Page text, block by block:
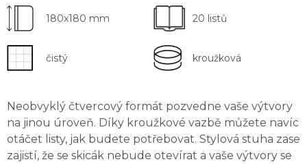
180x180 mm 20 listů
čistý kroužková
Neobvyklý čtvercový formát pozvedne vaše výtvory
na jinou úroveň. Díky kroužkové vazbě můžete navíc
otáčet listy, jak budete potřebovat. Stylová stuha zase
zajistí, že se skicák nebude otevírat a vaše výtvory se